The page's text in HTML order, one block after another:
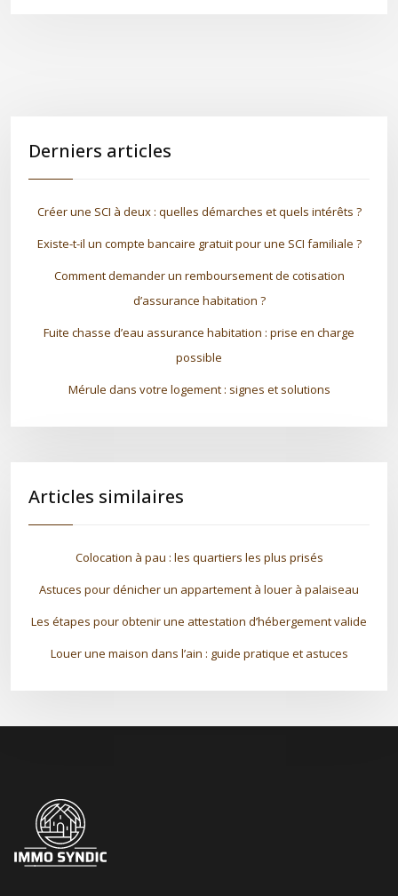
Derniers articles
Créer une SCI à deux : quelles démarches et quels intérêts ?
Existe-t-il un compte bancaire gratuit pour une SCI familiale ?
Comment demander un remboursement de cotisation
d’assurance habitation ?
Fuite chasse d’eau assurance habitation : prise en charge
possible
Mérule dans votre logement : signes et solutions
Articles similaires
Colocation à pau : les quartiers les plus prisés
Astuces pour dénicher un appartement à louer à palaiseau
Les étapes pour obtenir une attestation d’hébergement valide
Louer une maison dans l’ain : guide pratique et astuces